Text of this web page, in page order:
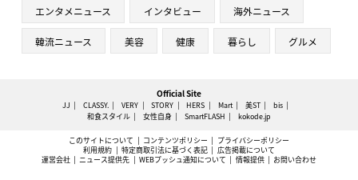
エンタメニュース インタビュー 海外ニュース
韓流ニュース 美容 健康 暮らし グルメ
Official Site
JJ CLASSY. VERY STORY HERS Mart 美ST
bis
和食スタイル
女性自身 SmartFLASH kokode.jp
このサイトについて コンテンツポリシー
プライバシーポリシー
利用規約
特定商取引法に基づく表記
広告掲載について
運営会社
ニュース提供先 WEBプッシュ通知について 情報提供 お問い合わせ